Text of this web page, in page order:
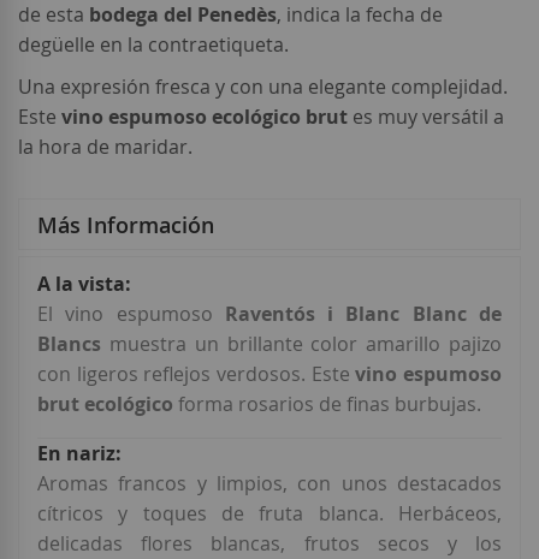
de esta bodega del Penedès, indica la fecha de
degüelle en la contraetiqueta.
Una expresión fresca y con una elegante complejidad.
Este vino espumoso ecológico brut es muy versátil a
la hora de maridar.
Más Información
Más
Información
El vino espumoso Raventós i Blanc Blanc de
Blancs muestra un brillante color amarillo pajizo
con ligeros reflejos verdosos. Estevino espumoso
brut ecológico forma rosarios de finas burbujas.
Aromas francos y limpios, con unos destacados
cítricos y toques de fruta blanca. Herbáceos,
delicadas flores blancas, frutos secos y los